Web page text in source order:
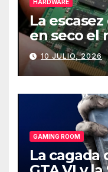
HARDWARE
La
en seco el
de PCs
10 JULIO, 2026
GAMING ROOM
La cagada